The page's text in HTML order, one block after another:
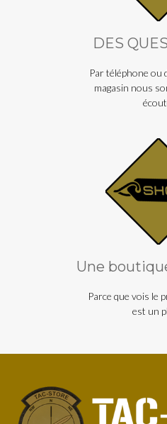
DES
Par téléphone ou
magasin nous
Une
Parce que vois le
est un